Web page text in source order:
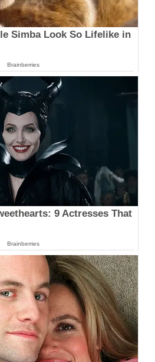
Simba Look So Lifelike in
Brainberries
9 Actresses That
Brainberries